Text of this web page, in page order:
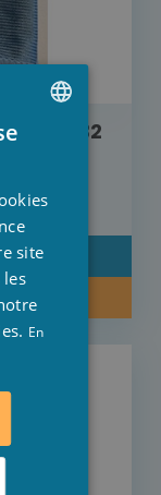
cm x 32
ENGLISH
site
les
En